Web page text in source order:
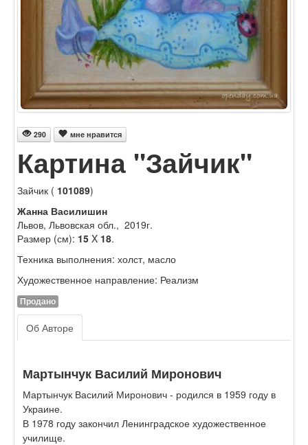
290 мне нравится
Картина "Зайчик"
Зайчик ( 101089)
Жанна Василишин
Львов, Львовская обл., 2019г.
Размер (см): 15 X 18.
Техника выполнения: холст, масло
Художественное направление: Реализм
Продано
Об Авторе
Мартынчук Василий Миронович
Мартынчук Василий Миронович - родился в 1959 году в
Украине.
В 1978 году закончил Ленинградское художественное
училище.